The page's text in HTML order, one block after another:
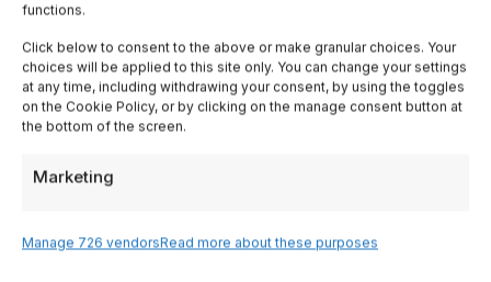
functions.
Click below to consent to the above or make granular choices. Your
choices will be applied to this site only. You can change your settings
at any time, including withdrawing your consent, by using the toggles
on the Cookie Policy, or by clicking on the manage consent button at
the bottom of the screen.
Marketing
Manage 726 vendorsRead more about these purposes
Lombardy
Trentino
Piedmont